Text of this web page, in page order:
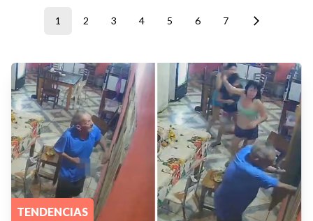
1 2 3 4 5 6 7
TENDENCIAS